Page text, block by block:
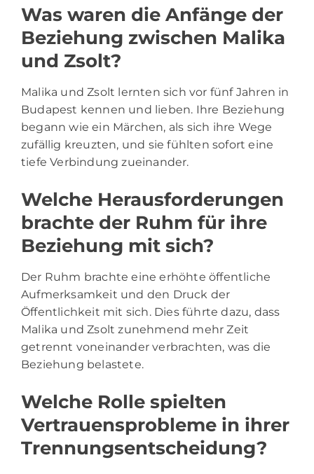
Was waren die Anfänge der
Beziehung zwischen Malika
und Zsolt?
Malika und Zsolt lernten sich vor fünf Jahren in
Budapest kennen und lieben. Ihre Beziehung
begann wie ein Märchen, als sich ihre Wege
zufällig kreuzten, und sie fühlten sofort eine
tiefe Verbindung zueinander.
Welche Herausforderungen
brachte der Ruhm für ihre
Beziehung mit sich?
Der Ruhm brachte eine erhöhte öffentliche
Aufmerksamkeit und den Druck der
Öffentlichkeit mit sich. Dies führte dazu, dass
Malika und Zsolt zunehmend mehr Zeit
getrennt voneinander verbrachten, was die
Beziehung belastete.
Welche Rolle spielten
Vertrauensprobleme in ihrer
Trennungsentscheidung?